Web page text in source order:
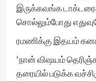
இருக்கவங்க
சொல்லும்போது
ரமணிக்கு இதயம்
‘நான் விஷயம்
தரையில் படுக்க